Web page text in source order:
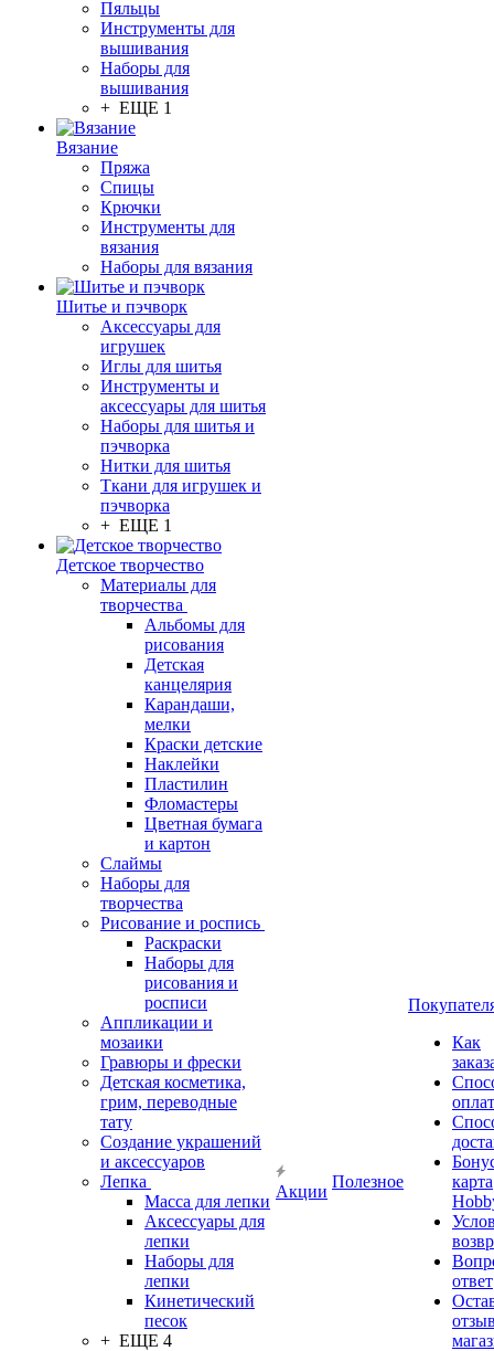
Пяльцы
Инструменты для
вышивания
Наборы для
вышивания
+ ЕЩЕ 1
Вязание
Пряжа
Спицы
Крючки
Инструменты для
вязания
Наборы для вязания
Шитье и пэчворк
Аксессуары для
игрушек
Иглы для шитья
Инструменты и
аксессуары для шитья
Наборы для шитья и
пэчворка
Нитки для шитья
Ткани для игрушек и
пэчворка
+ ЕЩЕ 1
Детское творчество
Материалы для
творчества
Альбомы для
рисования
Детская
канцелярия
Карандаши,
мелки
Краски детские
Наклейки
Пластилин
Фломастеры
Цветная бумага
и картон
Слаймы
Наборы для
творчества
Рисование и роспись
Раскраски
Наборы для
рисования и
росписи
Аппликации и
мозаики
Гравюры и фрески
Детская косметика,
грим, переводные
тату
Создание украшений
и аксессуаров
Лепка
Масса для лепки
Аксессуары для
лепки
Наборы для
лепки
Кинетический
песок
+ ЕЩЕ 4
Акции
Полезное
Как
карта
ответ